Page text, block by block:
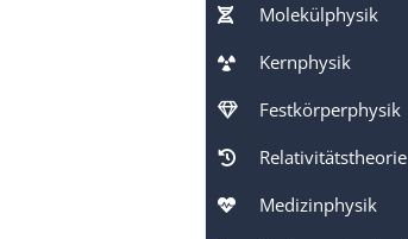
Molekülphysik
Kernphysik
Festkörperphysik
Relativitätstheorie
Medizinphysik